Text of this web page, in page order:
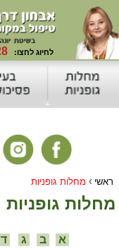
ראשי › מחלות גופניות
מחלות גופניות
א ב ג ד